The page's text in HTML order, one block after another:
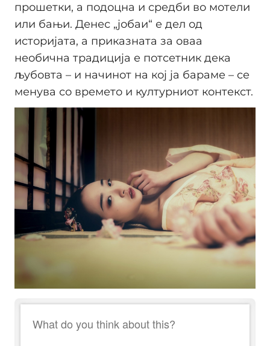
прошетки, а подоцна и средби во мотели
или бањи. Денес „јобаи“ е дел од
историјата, а приказната за оваа
необична традиција е потсетник дека
љубовта – и начинот на кој ја бараме – се
менува со времето и културниот контекст.